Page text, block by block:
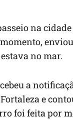
na cidade
no mar.
a
e
foi feita por